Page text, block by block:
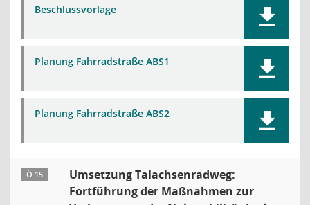
Beschlussvorlage
Planung Fahrradstraße ABS1
Planung Fahrradstraße ABS2
Ö 15
Umsetzung Talachsenradweg:
Fortführung der Maßnahmen zur